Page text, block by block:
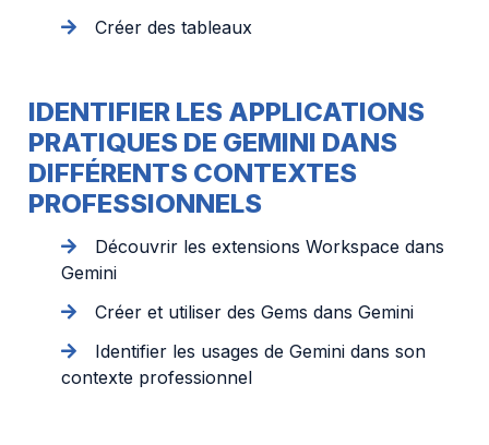
Créer des tableaux
IDENTIFIER LES APPLICATIONS
PRATIQUES DE GEMINI DANS
DIFFÉRENTS CONTEXTES
PROFESSIONNELS
Découvrir les extensions Workspace dans
Gemini
Créer et utiliser des Gems dans Gemini
Identifier les usages de Gemini dans son
contexte professionnel